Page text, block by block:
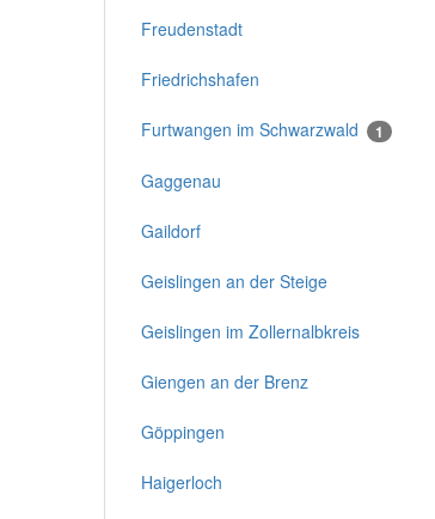
Freudenstadt
Friedrichshafen
Furtwangen im Schwarzwald 1
Gaggenau
Gaildorf
Geislingen an der Steige
Geislingen im Zollernalbkreis
Giengen an der Brenz
Göppingen
Haigerloch